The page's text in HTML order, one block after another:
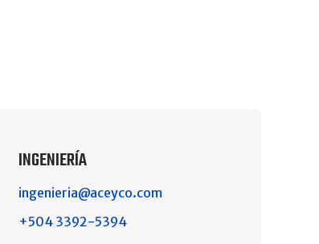
INGENIERÍA
ingenieria@aceyco.com
+504 3392-5394